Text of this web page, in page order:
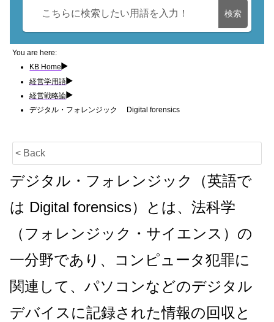
検索
You are here:
KB Home
経営学用語
経営戦略論
デジタル・フォレンジック Digital forensics
< Back
デジタル・フォレンジック（英語で
は Digital forensics）とは、法科学
（フォレンジック・サイエンス）の
一分野であり、コンピュータ犯罪に
関連して、パソコンなどのデジタル
デバイスに記録された情報の回収と